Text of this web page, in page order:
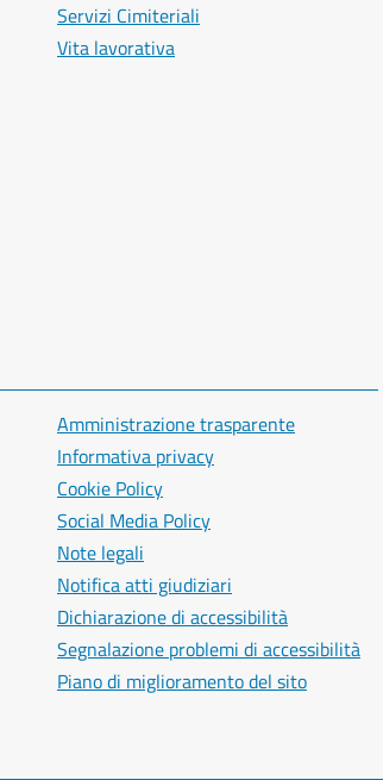
Servizi Cimiteriali
Vita lavorativa
Amministrazione trasparente
Informativa privacy
Cookie Policy
Social Media Policy
Note legali
Notifica atti giudiziari
Dichiarazione di accessibilità
Segnalazione problemi di accessibilità
Piano di miglioramento del sito